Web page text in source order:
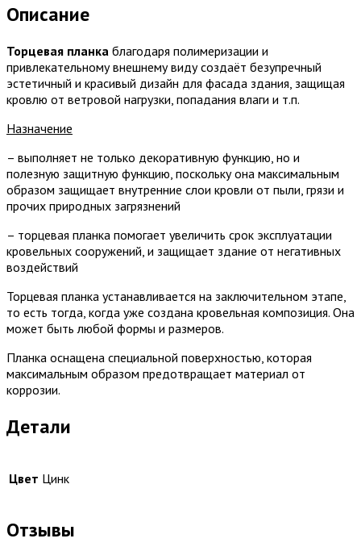
Описание
Торцевая планка благодаря полимеризации и
привлекательному внешнему виду создаёт безупречный
эстетичный и красивый дизайн для фасада здания, защищая
кровлю от ветровой нагрузки, попадания влаги и т.п.
Назначение
– выполняет не только декоративную функцию, но и
полезную защитную функцию, поскольку она максимальным
образом защищает внутренние слои кровли от пыли, грязи и
прочих природных загрязнений
– торцевая планка помогает увеличить срок эксплуатации
кровельных сооружений, и защищает здание от негативных
воздействий
Торцевая планка устанавливается на заключительном этапе,
то есть тогда, когда уже создана кровельная композиция. Она
может быть любой формы и размеров.
Планка оснащена специальной поверхностью, которая
максимальным образом предотвращает материал от
коррозии.
Детали
Цвет Цинк
Отзывы